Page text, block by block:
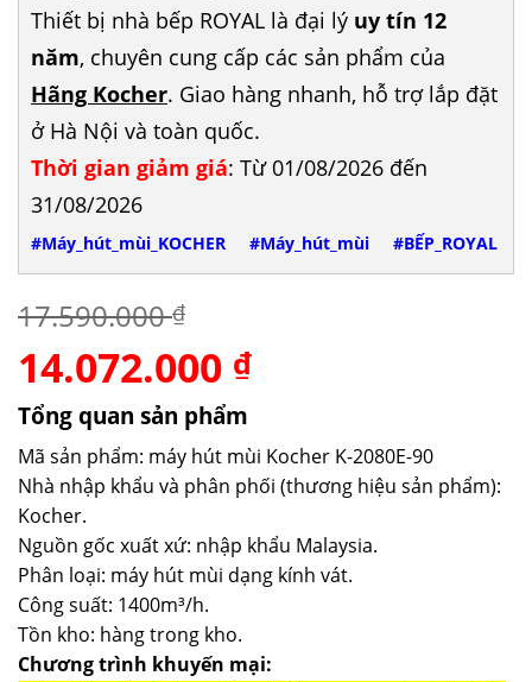
Thiết bị nhà bếp ROYAL là đại lý uy tín 12
năm, chuyên cung cấp các sản phẩm của
Hãng Kocher. Giao hàng nhanh, hỗ trợ lắp đặt
ở Hà Nội và toàn quốc.
Thời gian giảm giá: Từ 01/08/2026 đến
31/08/2026
#Máy_hút_mùi_KOCHER #Máy_hút_mùi #BẾP_ROYAL
17.590.000₫
Giá
gốc
là:
17.590.000 ₫.
14.072.000 ₫Giá
là:
14.072.000 ₫.
Tổng quan sản phẩm
Mã sản phẩm: máy hút mùi Kocher K-2080E-90
Nhà nhập khẩu và phân phối (thương hiệu sản phẩm):
Kocher.
Nguồn gốc xuất xứ: nhập khẩu Malaysia.
Phân loại: máy hút mùi dạng kính vát.
Công suất: 1400m³/h.
Tồn kho: hàng trong kho.
Chương trình khuyến mại: